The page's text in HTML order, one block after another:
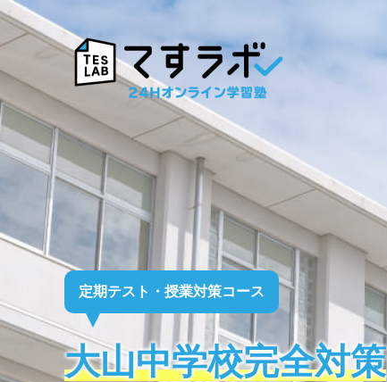
定期テスト・授業対策コース
大山中学校完全対策